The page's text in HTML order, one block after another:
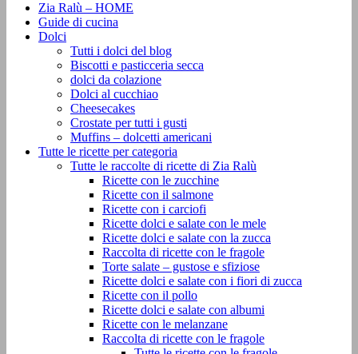
Zia Ralù – HOME
Guide di cucina
Dolci
Tutti i dolci del blog
Biscotti e pasticceria secca
dolci da colazione
Dolci al cucchiao
Cheesecakes
Crostate per tutti i gusti
Muffins – dolcetti americani
Tutte le ricette per categoria
Tutte le raccolte di ricette di Zia Ralù
Ricette con le zucchine
Ricette con il salmone
Ricette con i carciofi
Ricette dolci e salate con le mele
Ricette dolci e salate con la zucca
Raccolta di ricette con le fragole
Torte salate – gustose e sfiziose
Ricette dolci e salate con i fiori di zucca
Ricette con il pollo
Ricette dolci e salate con albumi
Ricette con le melanzane
Raccolta di ricette con le fragole